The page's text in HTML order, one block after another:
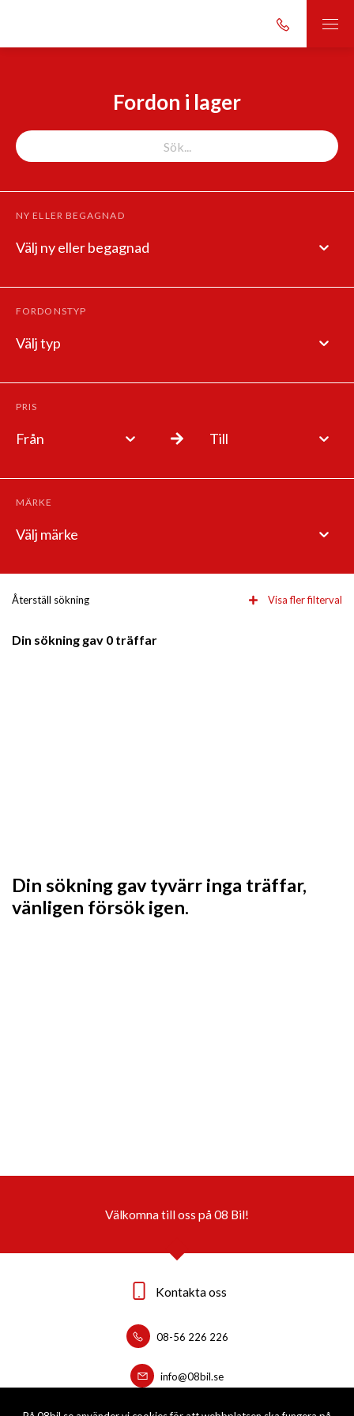
Fordon i lager
NY ELLER BEGAGNAD
Välj ny eller begagnad
FORDONSTYP
Välj typ
PRIS
Från Till
MÄRKE
Välj märke
Återställ sökning Visa fler filterval
Din sökning gav 0 träffar
Din sökning gav tyvärr inga träffar,
vänligen försök igen.
Välkomna till oss på 08 Bil!
Kontakta oss
08-56 226 226
info@08bil.se